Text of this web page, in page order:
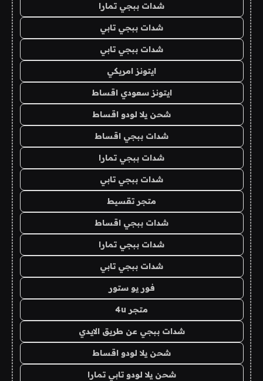
شدات ببجي تمارا
شدات ببجي تابي
شدات ببجي تابي
ايتونز امريكي
ايتونز سعودي اقساط
شحن يلا لودو اقساط
شدات ببجي اقساط
شدات ببجي تمارا
شدات ببجي تابي
متجر تقسيط
شدات ببجي اقساط
شدات ببجي تمارا
شدات ببجي تابي
فور يو ستور
متجر 4u
شدات ببجي عن طريق الايدي
شحن يلا لودو اقساط
شحن يلا لودو تابي تمارا